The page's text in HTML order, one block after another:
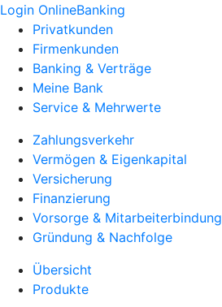
Login OnlineBanking
Privatkunden
Firmenkunden
Banking & Verträge
Meine Bank
Service & Mehrwerte
Zahlungsverkehr
Vermögen & Eigenkapital
Versicherung
Finanzierung
Vorsorge & Mitarbeiterbindung
Gründung & Nachfolge
Übersicht
Produkte